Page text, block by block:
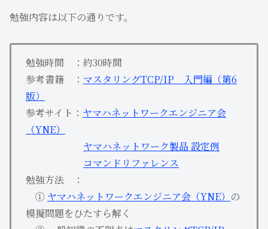
勉強内容は以下の通りです。
勉強時間 ：約30時間
参考書籍 ： マスタリングTCP/IP 入門編（第6
版）
参考サイト： ヤマハネットワークエンジニア会
（YNE）
ヤマハネットワーク製品 設定例
コマンドリファレンス
勉強方法 ：
① ヤマハネットワークエンジニア会（YNE） の
模擬問題をひたすら解く